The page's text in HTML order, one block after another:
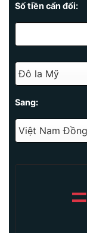
Số tiền cẩn đổi:
Sang:
=